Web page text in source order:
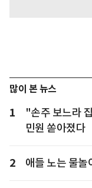
많이 본 뉴스
1
"손주 보느라
민원 쏟아졌다
2 애들 노는 물